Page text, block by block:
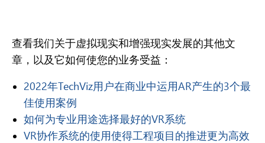
查看我们关于虚拟现实和增强现实发展的其他文
章，以及它如何使您的业务受益：
2022年TechViz用户在商业中运用AR产生的3个最
佳使用案例
如何为专业用途选择最好的VR系统
VR协作系统的使用使得工程项目的推进更为高效